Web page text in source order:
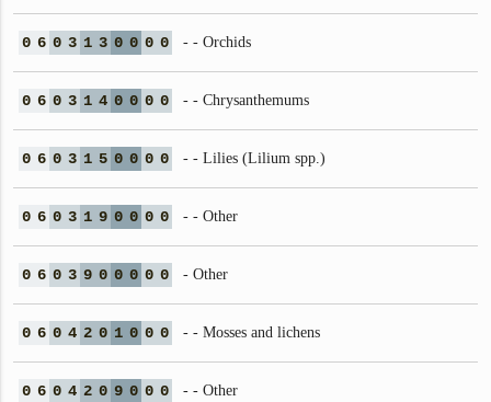
0 6 0 3 1 3 0 0 0 0 - - Orchids
0 6 0 3 1 4 0 0 0 0 - - Chrysanthemums
0 6 0 3 1 5 0 0 0 0 - - Lilies (Lilium spp.)
0 6 0 3 1 9 0 0 0 0 - - Other
0 6 0 3 9 0 0 0 0 0 - Other
0 6 0 4 2 0 1 0 0 0 - - Mosses and lichens
0 6 0 4 2 0 9 0 0 0 - - Other